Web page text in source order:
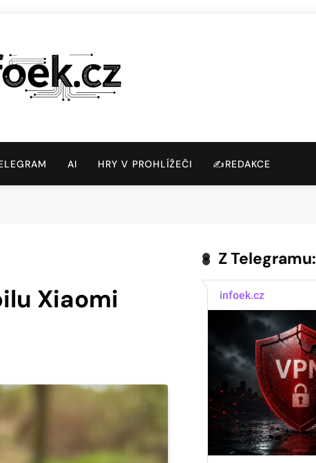
AI HRY V PROHLÍŽEČI ✍️REDAKCE
Xiaomi
Z Telegramu: